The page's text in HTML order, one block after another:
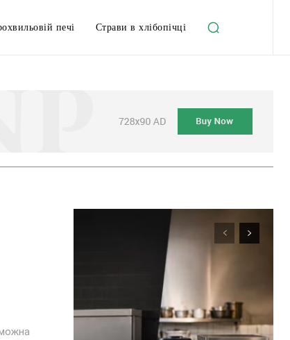
печі Страви в хлібопічці